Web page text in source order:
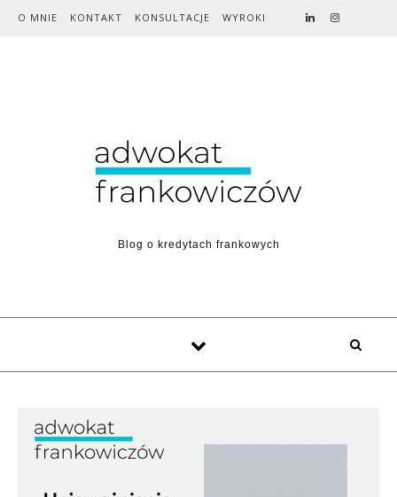
Skip to content
O MNIE KONTAKT KONSULTACJE WYROKI
Blog o kredytach frankowych